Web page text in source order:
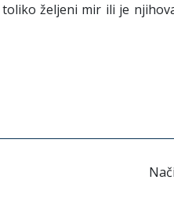
željeni mir ili je